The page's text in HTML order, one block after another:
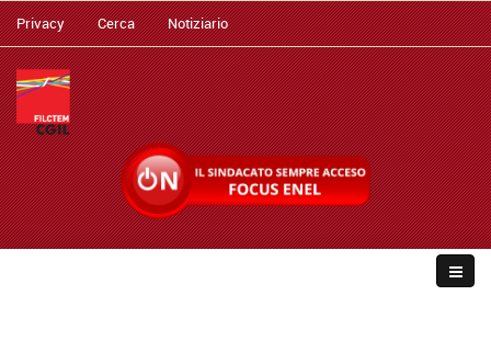
Privacy Cerca Notiziario